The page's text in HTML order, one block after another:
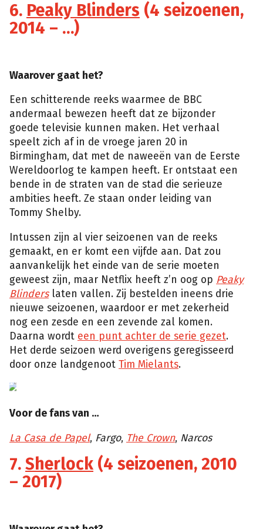
6. Peaky Blinders (4 seizoenen,
2014 – …)
Waarover gaat het?
Een schitterende reeks waarmee de BBC
andermaal bewezen heeft dat ze bijzonder
goede televisie kunnen maken. Het verhaal
speelt zich af in de vroege jaren 20 in
Birmingham, dat met de naweeën van de Eerste
Wereldoorlog te kampen heeft. Er ontstaat een
bende in de straten van de stad die serieuze
ambities heeft. Ze staan onder leiding van
Tommy Shelby.
Intussen zijn al vier seizoenen van de reeks
gemaakt, en er komt een vijfde aan. Dat zou
aanvankelijk het einde van de serie moeten
geweest zijn, maar Netflix heeft z’n oog op Peaky
Blinderslaten vallen. Zij bestelden ineens drie
nieuwe seizoenen, waardoor er met zekerheid
nog een zesde en een zevende zal komen.
Daarna wordt een punt achter de serie gezet.
Het derde seizoen werd overigens geregisseerd
door onze landgenoot Tim Mielants.
Voor de fans van …
La Casa de Papel, Fargo, The Crown, Narcos
7. Sherlock (4 seizoenen, 2010
– 2017)